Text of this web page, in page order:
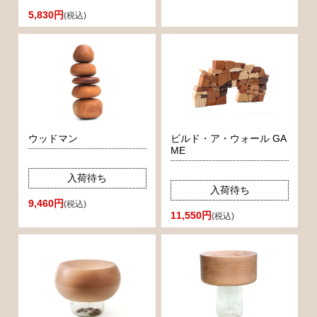
5,830円(税込)
ウッドマン
入荷待ち
9,460円(税込)
ビルド・ア・ウォール GA
ME
入荷待ち
11,550円(税込)